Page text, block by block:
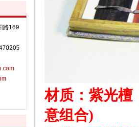
路169
材质：紫光檀
意组合)